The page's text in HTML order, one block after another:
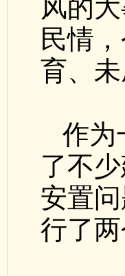
风的
民情
育、
作为
了不
安置
行了